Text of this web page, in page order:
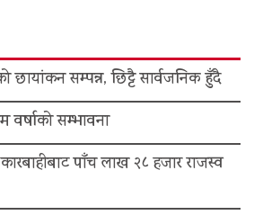
छायांकन सम्पन्न, छिट्टै सार्वजनिक हुँदै
सम्भावना
पाँच लाख २८ हजार राजस्व